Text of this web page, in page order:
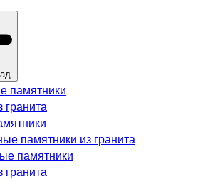
памятники
гранита
памятники из гранита
памятники
гранита